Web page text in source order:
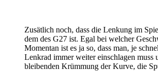
Zusätlich noch, dass die Lenkung im
dem des G27 ist. Egal bei welcher
Momentan ist es ja so, dass man, je
Lenkrad immer weiter einschlagen muss
bleibenden Krümmung der Kurve, die